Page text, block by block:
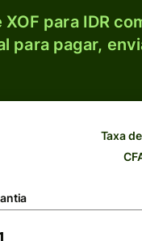
para IDR
para pagar,
Taxa